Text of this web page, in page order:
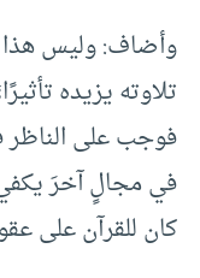
وأضاف: وليس هذا
تلاوته يزيده
فوجب على
في مجالٍ آخرَ يكفي
كان للقرآن على